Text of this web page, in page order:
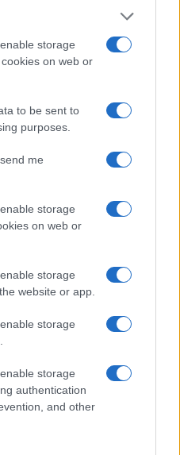
storage
on web or
to be sent to
purposes.
me
storage
on web or
storage
website or app.
storage
storage
authentication
and other
ultime news
S
h
a
precedente